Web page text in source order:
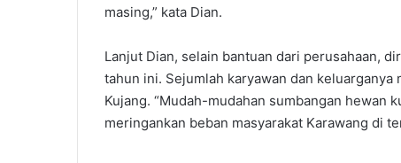
masing,” kata Dian.
Lanjut Dian, selain bantuan dari perusahaan,
tahun ini. Sejumlah karyawan dan
Kujang. “Mudah-mudahan sumbangan hewan
meringankan beban masyarakat Karawang di